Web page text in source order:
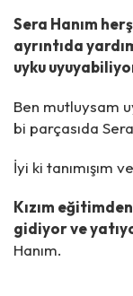
Sera Hanım
ayrıntıda
uyku
Ben mutluysam
bi parçasıda
İyi ki tanımışım
Kızım
gidiyor ve
Hanım.